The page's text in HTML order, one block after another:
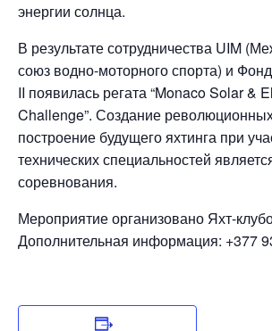
энергии солнца.
В результате сотрудничества UIM
союз водно-моторного спорта) и
II появилась регата “Monaco Solar &
Challenge”. Создание
построение будущего яхтинга при
технических специальностей
соревнования.
Мероприятие организовано Яхт-
Дополнительная информация: +377